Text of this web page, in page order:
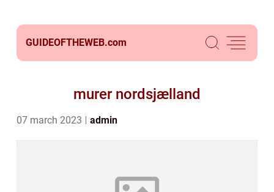
GUIDEOFTHEWEB.com
murer nordsjælland
07 march 2023 admin